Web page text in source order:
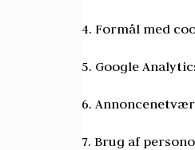
4. Formål med
5. Google
6.
7. Brug af